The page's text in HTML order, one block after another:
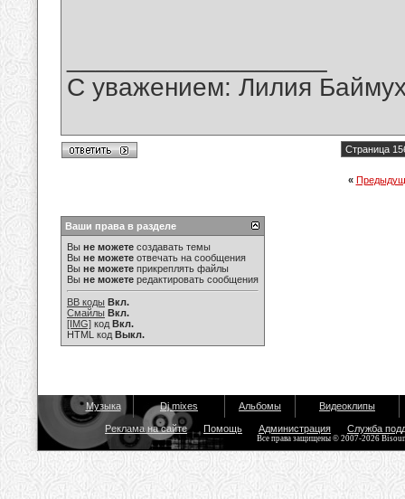
С уважением: Лилия
Страница
«
Ваши права в разделе
Вы не можете создавать темы
Вы не можете отвечать на сообщения
Вы не можете прикреплять файлы
Вы не можете редактировать сообщения
BB коды Вкл.
Смайлы Вкл.
[IMG] код Вкл.
HTML код Выкл.
Музыка Dj mixes Альбомы Видеоклипы
Реклама на сайте Помощь Администрация Служба
Все права защищены © 2007-2026